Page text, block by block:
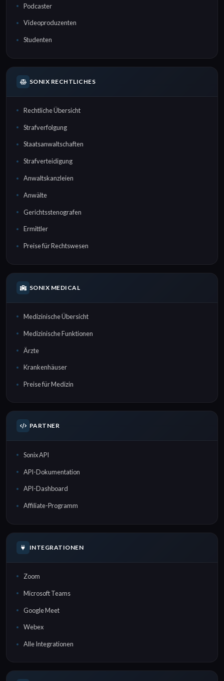
Podcaster
Videoproduzenten
Studenten
SONIX RECHTLICHES
Rechtliche Übersicht
Strafverfolgung
Staatsanwaltschaften
Strafverteidigung
Anwaltskanzleien
Anwälte
Gerichtsstenografen
Ermittler
Preise für Rechtswesen
SONIX MEDICAL
Medizinische Übersicht
Medizinische Funktionen
Ärzte
Krankenhäuser
Preise für Medizin
PARTNER
Sonix API
API-Dokumentation
API-Dashboard
Affiliate-Programm
INTEGRATIONEN
Zoom
Microsoft Teams
Google Meet
Webex
Alle Integrationen